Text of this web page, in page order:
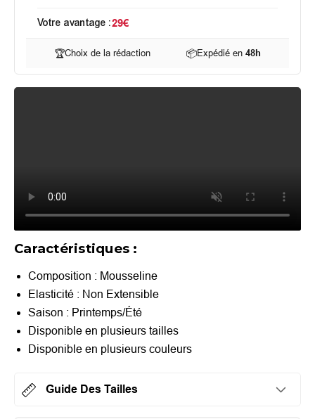
Votre avantage :29€
🏆Choix de la rédaction 📦Expédié en48h
Caractéristiques :
Composition : Mousseline
Elasticité : Non Extensible
Saison : Printemps/Été
Disponible en plusieurs tailles
Disponible en plusieurs couleurs
Guide Des Tailles